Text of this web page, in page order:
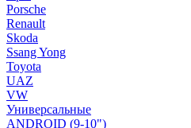
Porsche
Renault
Skoda
Ssang Yong
Toyota
UAZ
VW
Универсальные
ANDROID (9-10")